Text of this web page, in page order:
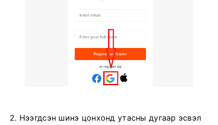
2. Нээгдсэн шинэ цонхонд утасны дугаар эсвэл